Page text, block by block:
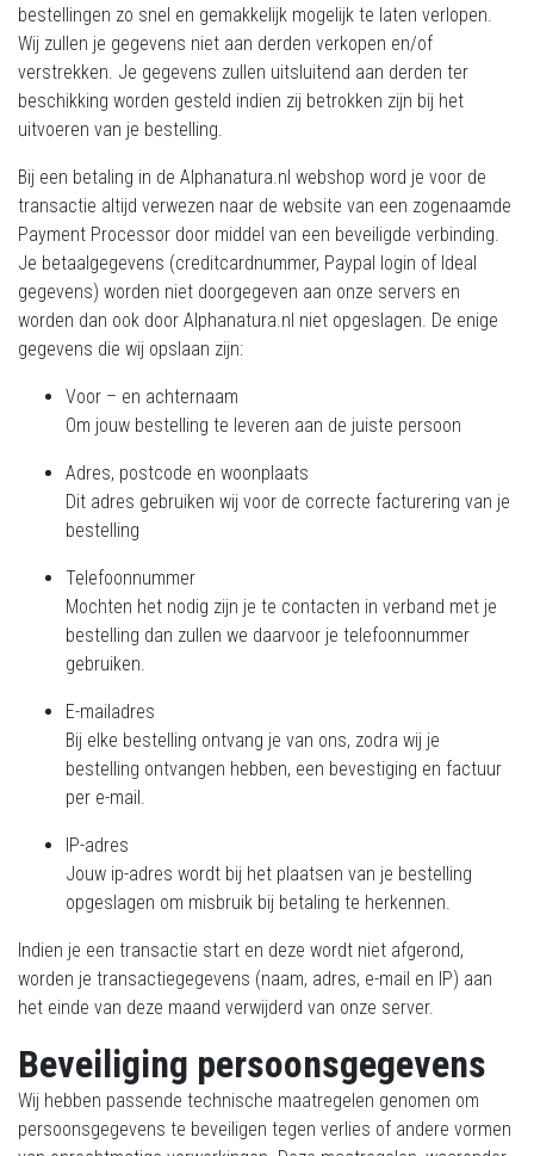
bestellingen zo snel en gemakkelijk mogelijk te laten verlopen.
Wij zullen je gegevens niet aan derden verkopen en/of
verstrekken. Je gegevens zullen uitsluitend aan derden ter
beschikking worden gesteld indien zij betrokken zijn bij het
uitvoeren van je bestelling.
Bij een betaling in de Alphanatura.nl webshop word je voor de
transactie altijd verwezen naar de website van een zogenaamde
Payment Processor door middel van een beveiligde verbinding.
Je betaalgegevens (creditcardnummer, Paypal login of Ideal
gegevens) worden niet doorgegeven aan onze servers en
worden dan ook door Alphanatura.nl niet opgeslagen. De enige
gegevens die wij opslaan zijn:
Voor – en achternaam
Om jouw bestelling te leveren aan de juiste persoon
Adres, postcode en woonplaats
Dit adres gebruiken wij voor de correcte facturering van je
bestelling
Telefoonnummer
Mochten het nodig zijn je te contacten in verband met je
bestelling dan zullen we daarvoor je telefoonnummer
gebruiken.
E-mailadres
Bij elke bestelling ontvang je van ons, zodra wij je
bestelling ontvangen hebben, een bevestiging en factuur
per e-mail.
IP-adres
Jouw ip-adres wordt bij het plaatsen van je bestelling
opgeslagen om misbruik bij betaling te herkennen.
Indien je een transactie start en deze wordt niet afgerond,
worden je transactiegegevens (naam, adres, e-mail en IP) aan
het einde van deze maand verwijderd van onze server.
Beveiliging persoonsgegevens
Wij hebben passende technische maatregelen genomen om
persoonsgegevens te beveiligen tegen verlies of andere vormen